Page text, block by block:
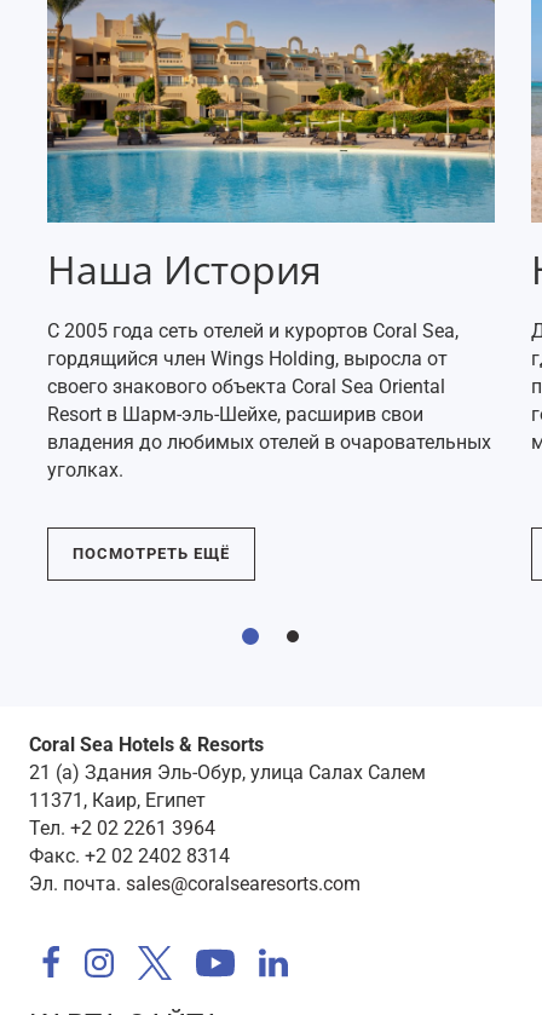
Наша История
С 2005 года сеть отелей и курортов Coral Sea,
гордящийся член Wings Holding, выросла от
своего знакового объекта Coral Sea Oriental
Resort в Шарм-эль-Шейхе, расширив свои
владения до любимых отелей в очаровательных
уголках.
ПОСМОТРЕТЬ ЕЩЁ
Coral Sea Hotels & Resorts
21 (a) Здания Эль-Обур, улица Салах Салем
11371, Каир, Египет
Тел. +2 02 2261 3964
Факс. +2 02 2402 8314
Эл. почта. sales@coralsearesorts.com